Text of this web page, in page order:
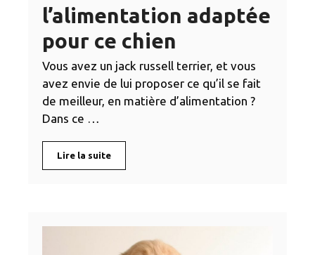
l’alimentation adaptée
pour ce chien
Vous avez un jack russell terrier, et vous
avez envie de lui proposer ce qu’il se fait
de meilleur, en matière d’alimentation ?
Dans ce …
Lire la suite